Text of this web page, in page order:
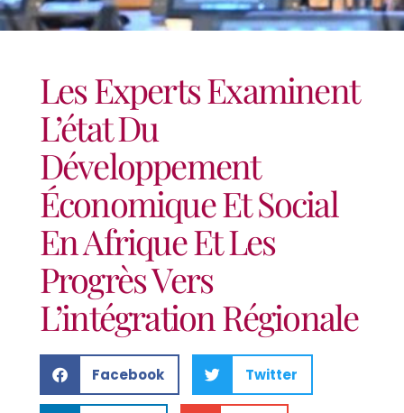
Les Experts Examinent
L’état Du
Développement
Économique Et Social
En Afrique Et Les
Progrès Vers
L’intégration Régionale
Facebook Twitter